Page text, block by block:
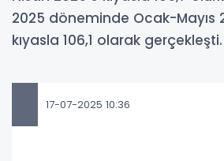
2025 döneminde Ocak-Mayıs
kıyasla 106,1 olarak gerçekleşti.
17-07-2025 10:36